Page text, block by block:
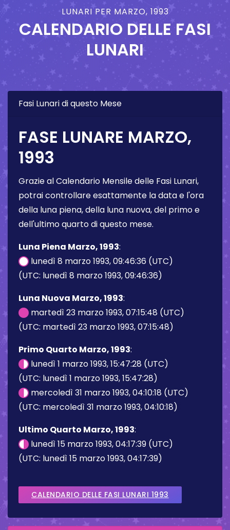
LUNARI PER MARZO, 1993
CALENDARIO DELLE FASI
LUNARI
Fasi Lunari di questo Mese
FASE LUNARE MARZO,
1993
Grazie al Calendario Mensile delle Fasi Lunari,
potrai controllare esattamente la data e l'ora
della luna piena, della luna nuova, del primo e
dell'ultimo quarto di questo mese.
Luna Piena Marzo, 1993:
lunedì 8 marzo 1993, 09:46:36 (UTC)
(UTC: lunedì 8 marzo 1993, 09:46:36)
Luna Nuova Marzo, 1993:
martedì 23 marzo 1993, 07:15:48 (UTC)
(UTC: martedì 23 marzo 1993, 07:15:48)
Primo Quarto Marzo, 1993:
lunedì 1 marzo 1993, 15:47:28 (UTC)
(UTC: lunedì 1 marzo 1993, 15:47:28)
mercoledì 31 marzo 1993, 04:10:18 (UTC)
(UTC: mercoledì 31 marzo 1993, 04:10:18)
Ultimo Quarto Marzo, 1993:
lunedì 15 marzo 1993, 04:17:39 (UTC)
(UTC: lunedì 15 marzo 1993, 04:17:39)
CALENDARIO DELLE FASI LUNARI 1993